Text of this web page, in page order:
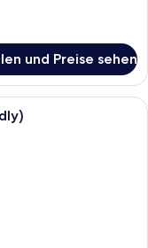
und Preise sehen
Hotelzimmer mit